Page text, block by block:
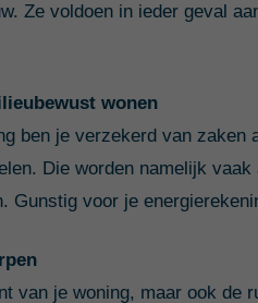
Ze voldoen in ieder geval
wonen
ben je verzekerd van zaken
Die worden namelijk
Gunstig voor je
van je woning, maar ook de